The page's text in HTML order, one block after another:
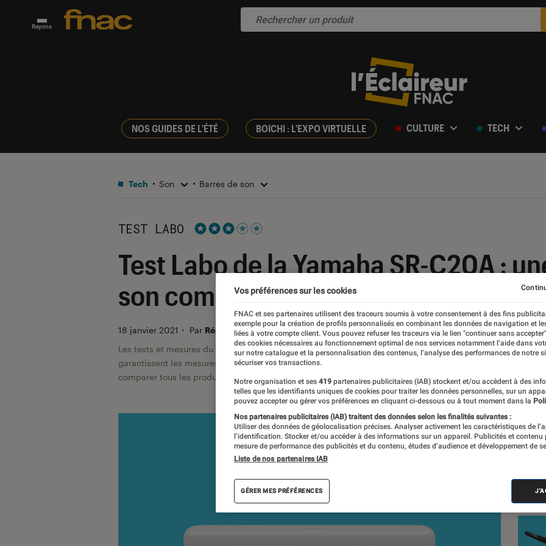
Rayons
NOS GUIDES DE L'ÉTÉ BOICHI : L'EXPO VIRTUELLE CULTURE TECH
Tech Son Barres de son
TEST LABO
Test Labo de la Yamaha SR-C20A :
son compacte et abordable
18 janvier 2021 ・ Par Régis Bertrand
Les tests et mesures du Labo Fnac sont réalisés en toute indépendance du commerce ou des fabricants
garantissent les mesures grâce à leur expertise, et aux équipements de mesures les plus précis. Pour en
comparer tous les produits, visitez notre
comparateur
de
VOIR
Vos préférences sur les cookies
FNAC et ses partenaires utilisent des traceurs soumis à votre consentement à des fins
exemple pour la création de profils personnalisés en combinant les données de navigation et
liées à votre compte client. Vous pouvez refuser les traceurs via le lien "continuer sans
des cookies nécessaires au fonctionnement optimal de nos services notamment l’aide dans
sur notre catalogue et la personnalisation des contenus, l’analyse des performances de notre
sécuriser vos transactions.
Notre organisation et ses 419 partenaires publicitaires (IAB) stockent et/ou accèdent à des
telles que les identifiants uniques de cookies pour traiter les données personnelles, sur un
pouvez accepter ou gérer vos préférences en cliquant ci-dessous ou à tout moment dans la
Nos partenaires publicitaires (IAB) traitent des données selon les finalités suivantes :
Utiliser des données de géolocalisation précises. Analyser activement les caractéristiques de
l’identification. Stocker et/ou accéder à des informations sur un appareil. Publicités et contenu
mesure de performance des publicités et du contenu, études d’audience et développement de
Liste de nos partenaires IAB
GÉRER MES PRÉFÉRENCES